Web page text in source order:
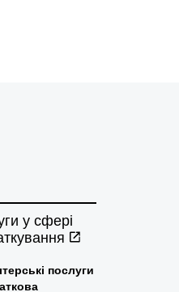
у сфері
послуги